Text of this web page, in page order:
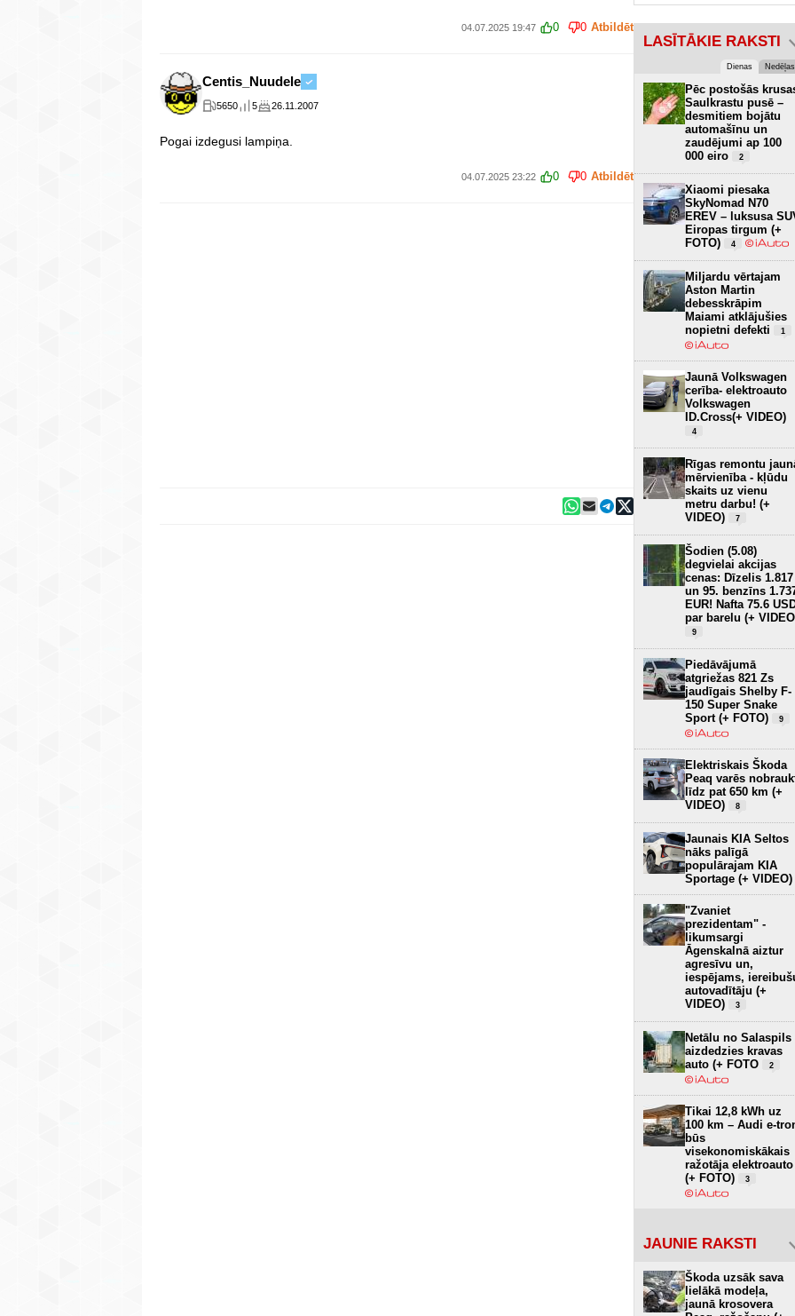
04.07.2025 19:47 0 0 Atbildēt
Centis_Nuudele
5650 5 26.11.2007
Pogai izdegusi lampiņa.
04.07.2025 23:22 0 0 Atbildēt
LASĪTĀKIE RAKSTI
Dienas Nedēļas
Pēc postošās
Saulkrastu pusē –
desmitiem bojātu
automašīnu un
zaudējumi ap 100
000 eiro
2
Xiaomi piesaka
SkyNomad N70
EREV – luksusa
Eiropas tirgum (+
FOTO)
4
Miljardu vērtajam
Aston Martin
debesskrāpim
Maiami atklājušies
nopietni defekti
1
Jaunā Volkswagen
cerība- elektroauto
Volkswagen
ID.Cross(+ VIDEO)
4
Rīgas remontu
mērvienība - kļūdu
skaits uz vienu
metru darbu! (+
VIDEO)
7
Šodien (5.08)
degvielai akcijas
cenas: Dīzelis 1.817
un 95. benzīns
EUR! Nafta 75.6
par barelu (+
9
Piedāvājumā
atgriežas 821 Zs
jaudīgais Shelby F-
150 Super Snake
Sport (+ FOTO)
9
Elektriskais Škoda
Peaq varēs
līdz pat 650 km (+
VIDEO)
8
Jaunais KIA Seltos
nāks palīgā
populārajam KIA
Sportage (+ VIDEO)
"Zvaniet
prezidentam" -
likumsargi
Āgenskalnā aiztur
agresīvu un,
iespējams,
autovadītāju (+
VIDEO)
3
Netālu no Salaspils
aizdedzies kravas
auto (+ FOTO
2
Tikai 12,8 kWh uz
100 km – Audi e-
būs
visekonomiskākais
ražotāja elektroauto
(+ FOTO)
3
JAUNIE RAKSTI
Škoda uzsāk sava
lielākā modeļa,
jaunā krosovera